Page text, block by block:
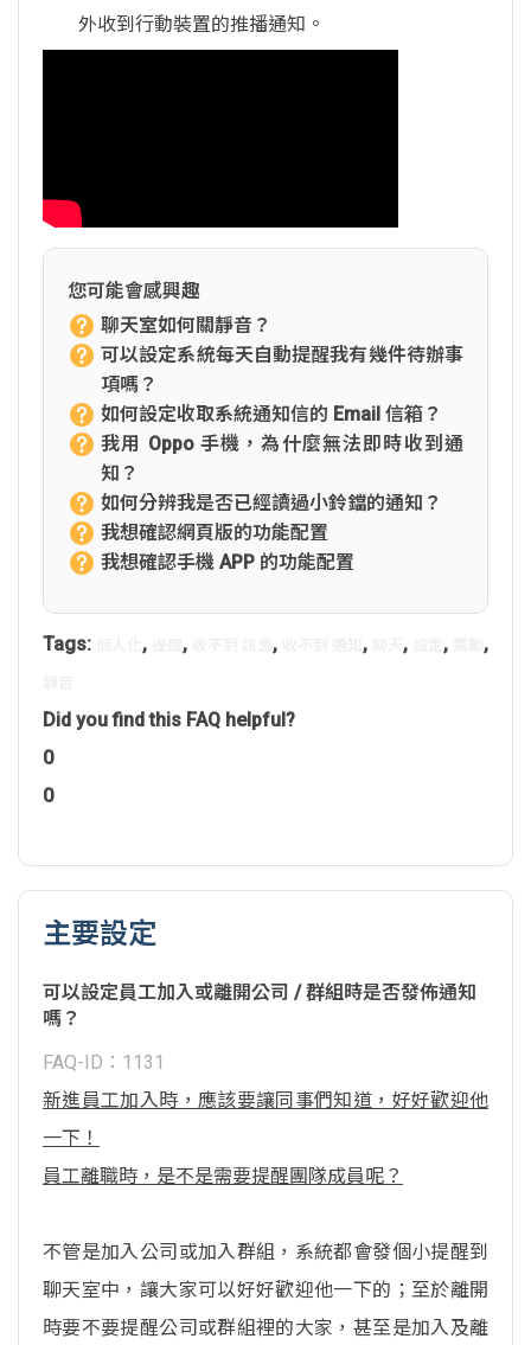
外收到行動裝置的推播通知。
您可能會感興趣
聊天室如何關靜音？
可以設定系統每天自動提醒我有幾件待辦事
項嗎？
如何設定收取系統通知信的 Email 信箱？
我用 Oppo 手機，為什麼無法即時收到通
知？
如何分辨我是否已經讀過小鈴鐺的通知？
我想確認網頁版的功能配置
我想確認手機 APP 的功能配置
Tags: , , , , , , ,
Did you find this FAQ helpful?
0
0
主要設定
可以設定員工加入或離開公司 / 群組時是否發佈通知
嗎？
FAQ-ID：1131
新進員工加入時，應該要讓同事們知道，好好歡迎他
一下！
員工離職時，是不是需要提醒團隊成員呢？
不管是加入公司或加入群組，系統都會發個小提醒到
聊天室中，讓大家可以好好歡迎他一下的；至於離開
時要不要提醒公司或群組裡的大家，甚至是加入及離